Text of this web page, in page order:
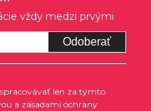
vždy medzi prvými
Odoberať
spracovávať len za týmto
a zásadami ochrany